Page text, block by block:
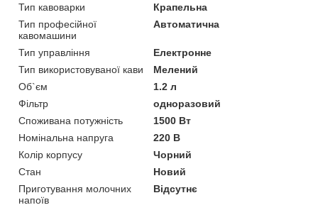
Тип кавоварки
Крапельна
Тип професійної
кавомашини
Автоматична
Тип управління
Електронне
Тип використовуваної кави
Мелений
Об`єм
1.2 л
Фільтр
одноразовий
Споживана потужність
1500 Вт
Номінальна напруга
220 В
Колір корпусу
Чорний
Стан
Новий
Приготування молочних
напоїв
Відсутнє